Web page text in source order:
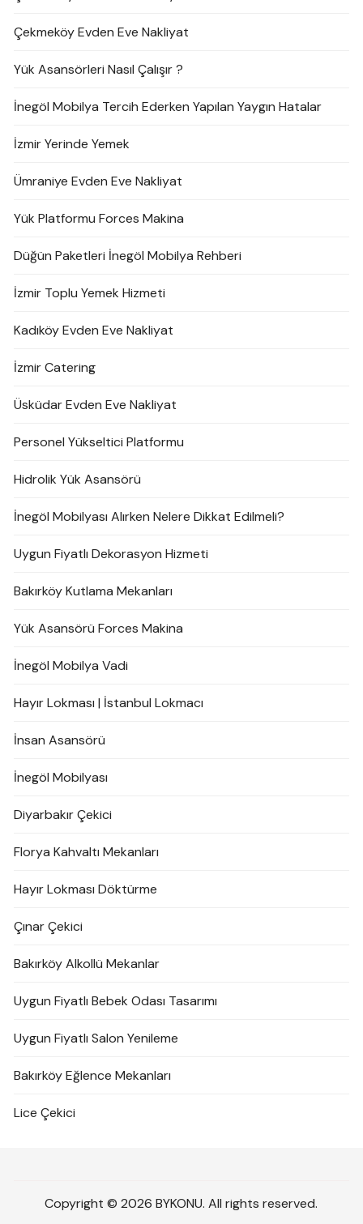
Çekmeköy Evden Eve Nakliyat
Yük Asansörleri Nasıl Çalışır ?
İnegöl Mobilya Tercih Ederken Yapılan Yaygın Hatalar
İzmir Yerinde Yemek
Ümraniye Evden Eve Nakliyat
Yük Platformu Forces Makina
Düğün Paketleri İnegöl Mobilya Rehberi
İzmir Toplu Yemek Hizmeti
Kadıköy Evden Eve Nakliyat
İzmir Catering
Üsküdar Evden Eve Nakliyat
Personel Yükseltici Platformu
Hidrolik Yük Asansörü
İnegöl Mobilyası Alırken Nelere Dikkat Edilmeli?
Uygun Fiyatlı Dekorasyon Hizmeti
Bakırköy Kutlama Mekanları
Yük Asansörü Forces Makina
İnegöl Mobilya Vadi
Hayır Lokması | İstanbul Lokmacı
İnsan Asansörü
İnegöl Mobilyası
Diyarbakır Çekici
Florya Kahvaltı Mekanları
Hayır Lokması Döktürme
Çınar Çekici
Bakırköy Alkollü Mekanlar
Uygun Fiyatlı Bebek Odası Tasarımı
Uygun Fiyatlı Salon Yenileme
Bakırköy Eğlence Mekanları
Lice Çekici
Copyright © 2026 BYKONU. All rights reserved.